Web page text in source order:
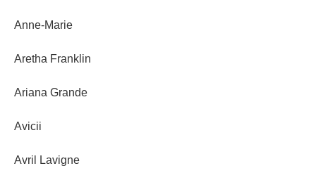
Anne-Marie
Aretha Franklin
Ariana Grande
Avicii
Avril Lavigne